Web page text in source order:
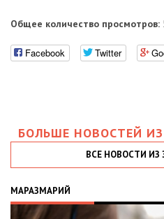
Общее количество просмотров:
Facebook Twitter
БОЛЬШЕ НОВОСТЕЙ
ВСЕ НОВОСТИ ИЗ
МАРАЗМАРИЙ